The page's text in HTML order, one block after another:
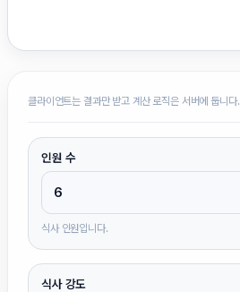
클라이언트는 결과만 받고 계산 로직은 서버에 둡니다.
인원 수
식사 인원입니다.
식사 강도